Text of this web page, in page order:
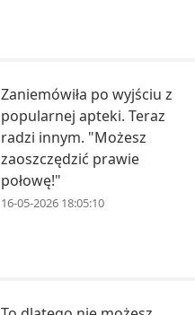
Zaniemówiła po wyjściu z
popularnej apteki. Teraz
radzi innym. "Możesz
zaoszczędzić prawie
połowę!"
16-05-2026 18:05:10